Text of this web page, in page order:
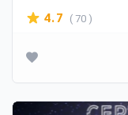
4.7 ( 70 )